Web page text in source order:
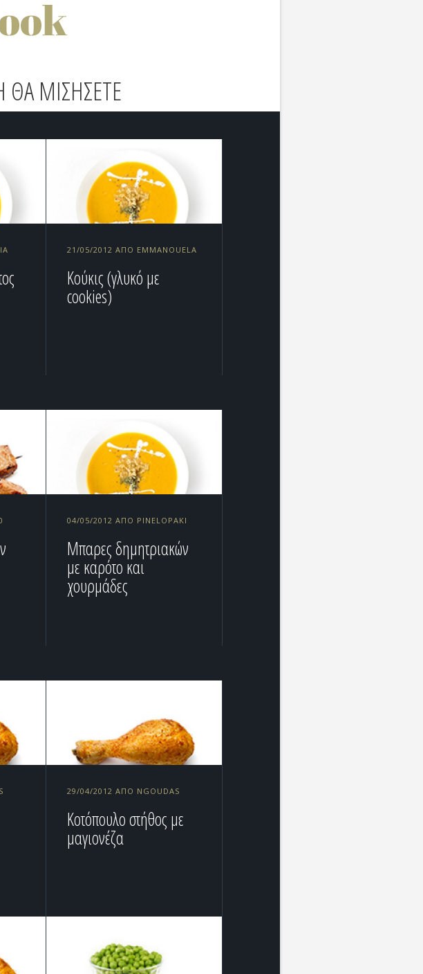
ΘΑ ΜΙΣΗΣΕΤΕ
21/05/2012 ΑΠΌ EMMANOUELA
Κούκις (γλυκό με
cookies)
04/05/2012 ΑΠΌ PINELOPAKI
Μπαρες δημητριακών
με καρότο και
χουρμάδες
29/04/2012 ΑΠΌ NGOUDAS
Κοτόπουλο στήθος με
μαγιονέζα